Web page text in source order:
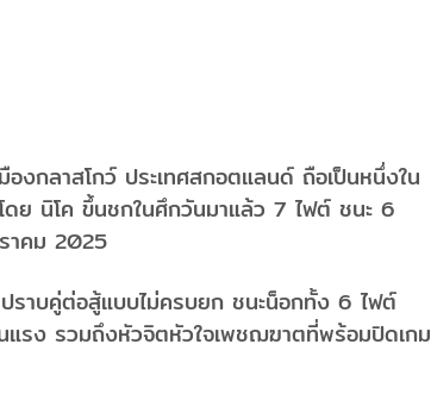
งกลาสโกว์ ประเทศสกอตแลนด์ ถือเป็นหนึ่งใน
ย นิโค ขึ้นชกในศึกวันมาแล้ว 7 ไฟต์ ชนะ 6
าคม 2025
าบคู่ต่อสู้แบบไม่ครบยก ชนะน็อกทั้ง 6 ไฟต์
รง รวมถึงหัวจิตหัวใจเพชฌฆาตที่พร้อมปิดเกม